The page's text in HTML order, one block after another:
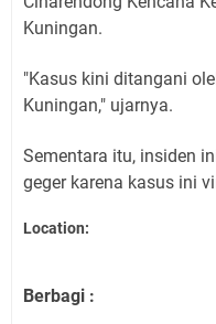
Kuningan.
"Kasus kini ditangani
Kuningan," ujarnya.
Sementara itu, insiden
geger karena kasus ini
Location:
Berbagi :